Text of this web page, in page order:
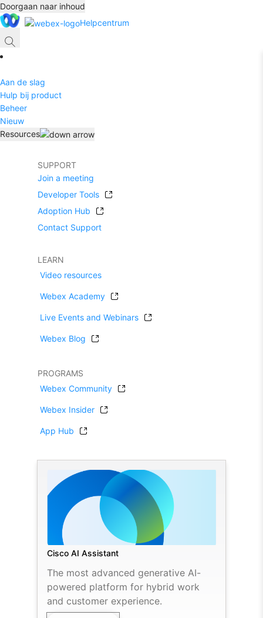
Doorgaan naar inhoud
Helpcentrum
Aan de slag
Hulp bij product
Beheer
Nieuw
Resources
SUPPORT
Join a meeting
Developer Tools
Adoption Hub
Contact Support
LEARN
Video resources
Webex Academy
Live Events and Webinars
Webex Blog
PROGRAMS
Webex Community
Webex Insider
App Hub
Cisco AI Assistant
The most advanced generative AI-
powered platform for hybrid work
and customer experience.